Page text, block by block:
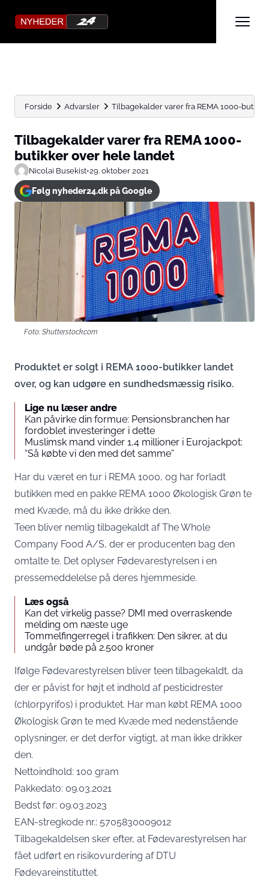
Forside Advarsler Tilbagekalder varer fra REMA 1000-
Tilbagekalder varer fra REMA 1000-
butikker over hele landet
Nicolai Busekist•29. oktober 2021
Følg nyheder24.dk på Google
Foto: Shutterstock.com
Produktet er solgt i REMA 1000-butikker landet
over, og kan udgøre en sundhedsmæssig risiko.
Lige nu læser andre
Kan påvirke din formue: Pensionsbranchen har
fordoblet investeringer i dette
Muslimsk mand vinder 1,4 millioner i Eurojackpot:
“Så købte vi den med det samme”
Har du været en tur i REMA 1000, og har forladt
butikken med en pakke REMA 1000 Økologisk Grøn te
med Kvæde, må du ikke drikke den.
Teen bliver nemlig tilbagekaldt af The Whole
Company Food A/S, der er producenten bag den
omtalte te. Det oplyser Fødevarestyrelsen i en
pressemeddelelse på deres hjemmeside.
Læs også
Kan det virkelig passe? DMI med overraskende
melding om næste uge
Tommelfingerregel i trafikken: Den sikrer, at du
undgår bøde på 2.500 kroner
Ifølge Fødevarestyrelsen bliver teen tilbagekaldt, da
der er påvist for højt et indhold af pesticidrester
(chlorpyrifos) i​ produktet. Har man købt REMA 1000
Økologisk Grøn te med Kvæde med nedenstående
oplysninger, er det derfor vigtigt, at man ikke drikker
den.
Nettoindhold: 100 gram
Pakkedato: 09.03.2021
Bedst før: 09.03.2023
EAN-stregkode nr.: 5705830009012
Tilbagekaldelsen sker efter, at Fødevarestyrelsen har
fået udført en risikovurdering af DTU
Fødevareinstituttet.